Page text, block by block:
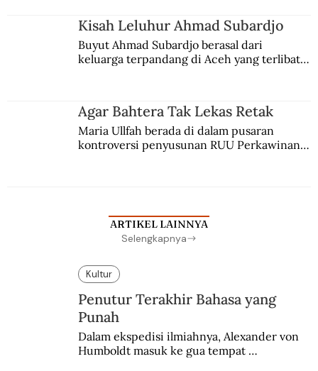
Kisah Leluhur Ahmad Subardjo
Buyut Ahmad Subardjo berasal dari
keluarga terpandang di Aceh yang terlibat
Agar Bahtera Tak Lekas Retak
Maria Ullfah berada di dalam pusaran
kontroversi penyusunan RUU Perkawinan.
ARTIKEL LAINNYA
Selengkapnya
Kultur
Penutur Terakhir Bahasa yang
Punah
Dalam ekspedisi ilmiahnya, Alexander von
Humboldt masuk ke gua tempat